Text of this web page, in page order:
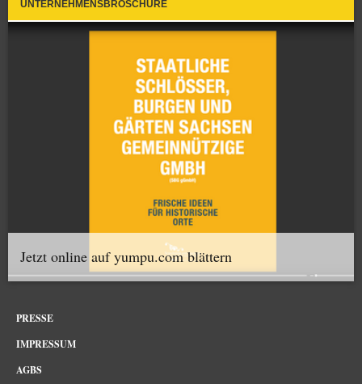
UNTERNEHMENSBROSCHÜRE
Jetzt online auf yumpu.com blättern
PRESSE
IMPRESSUM
AGBS